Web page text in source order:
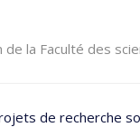
la Faculté des
de recherche